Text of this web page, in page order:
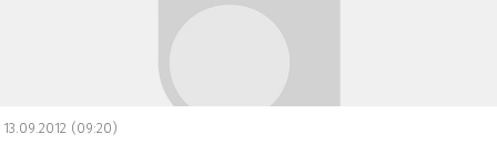
13.09.2012 (09:20)